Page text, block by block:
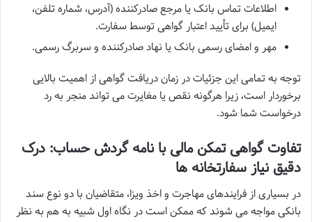
اطلاعات تماس بانک یا مرجع صادرکننده (آدرس، شماره تلفن،
ایمیل) برای تأیید اعتبار گواهی توسط سفارت.
مهر و امضای رسمی بانک یا نهاد صادرکننده و سربرگ رسمی.
توجه به تمامی این جزئیات در زمان دریافت گواهی از اهمیت بالایی
برخوردار است، زیرا هرگونه نقص یا مغایرت می تواند منجر به رد
درخواست شما شود.
تفاوت گواهی تمکن مالی با نامه گردش حساب: درک
دقیق نیاز سفارتخانه ها
در بسیاری از فرایندهای مهاجرت و اخذ ویزا، متقاضیان با دو نوع سند
بانکی مواجه می شوند که ممکن است در نگاه اول شبیه به هم به نظر